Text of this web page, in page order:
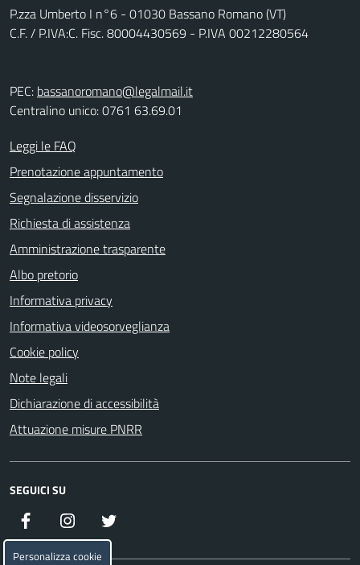
P.zza Umberto I n°6 - 01030 Bassano Romano (VT)
C.F. / P.IVA:C. Fisc. 80004430569 - P.IVA 00212280564
PEC: bassanoromano@legalmail.it
Centralino unico: 0761 63.69.01
Leggi le FAQ
Prenotazione appuntamento
Segnalazione disservizio
Richiesta di assistenza
Amministrazione trasparente
Albo pretorio
Informativa privacy
Informativa videosorveglianza
Cookie policy
Note legali
Dichiarazione di accessibilità
Attuazione misure PNRR
SEGUICI SU
Facebook Instagram
Personalizza cookie